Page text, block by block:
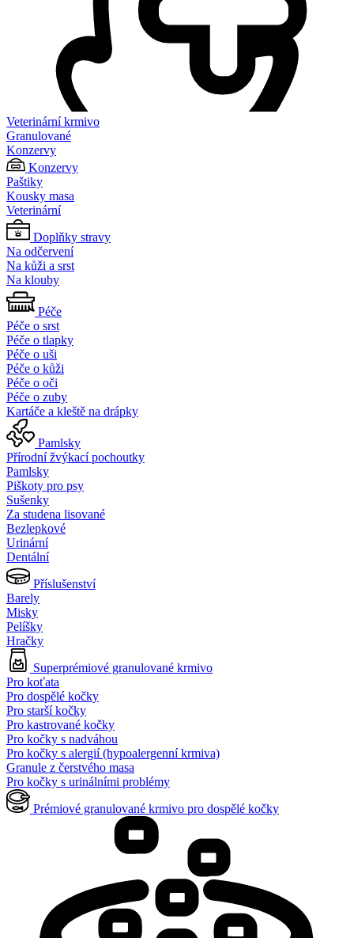
Veterinární krmivo
Granulované
Konzervy
Konzervy
Paštiky
Kousky masa
Veterinární
Doplňky stravy
Na odčervení
Na kůži a srst
Na klouby
Péče
Péče o srst
Péče o tlapky
Péče o uši
Péče o kůži
Péče o oči
Péče o zuby
Kartáče a kleště na drápky
Pamlsky
Přírodní žvýkací pochoutky
Pamlsky
Piškoty pro psy
Sušenky
Za studena lisované
Bezlepkové
Urinární
Dentální
Příslušenství
Barely
Misky
Pelíšky
Hračky
Superprémiové granulované krmivo
Pro koťata
Pro dospělé kočky
Pro starší kočky
Pro kastrované kočky
Pro kočky s nadváhou
Pro kočky s alergií (hypoalergenní krmiva)
Granule z čerstvého masa
Pro kočky s urinálními problémy
Prémiové granulované krmivo pro dospělé kočky